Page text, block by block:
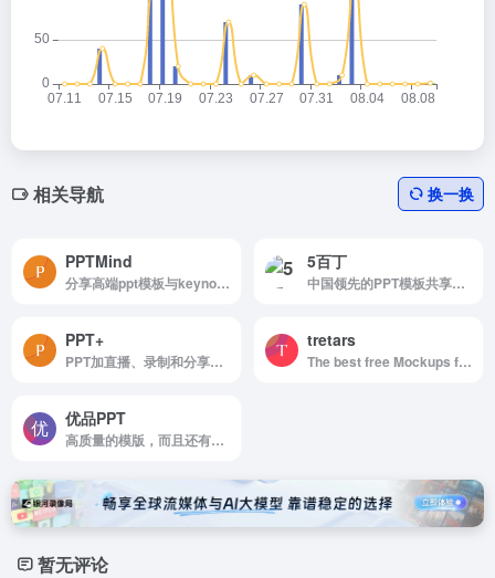
相关导航 换一换
PPTMind
分享高端ppt模板与keynote模板的数字作品交易平台
5百丁
中国领先的PPT模板共享平台
PPT+
PPT加直播、录制和分享—PPT+语音内容分享平台
tretars
The best free Mockups from the Web
优品PPT
高质量的模版，而且还有PPT图表，PPT背景图等资源
暂无评论